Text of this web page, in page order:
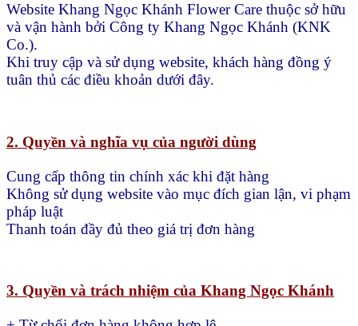
Website Khang Ngọc Khánh Flower Care thuộc sở hữu
và vận hành bởi Công ty Khang Ngọc Khánh (KNK
Co.).
Khi truy cập và sử dụng website, khách hàng đồng ý
tuân thủ các điều khoản dưới đây.
2. Quyền và nghĩa vụ của người dùng
Cung cấp thông tin chính xác khi đặt hàng
Không sử dụng website vào mục đích gian lận, vi phạm
pháp luật
Thanh toán đầy đủ theo giá trị đơn hàng
3. Quyền và trách nhiệm của Khang Ngọc Khánh